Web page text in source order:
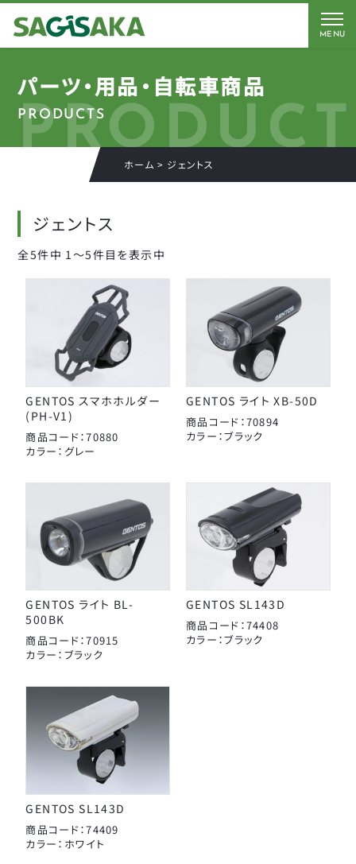
MENU
CATEGORY
自転車
電動アシスト車パーツ
ペダル
サドルパーツ
スタンド
キャリヤ
ヘルメット
ハンドルパーツ
スポーツ小物
サイクルグッズ
レイン用品
カバー
子供のせ
補修パーツ
BRAND
FORCE
AMERICAN EAGLE
Coleman
YSD
エール
オージーケーカブト
オージーケー技研
カナック企画
カミオジャパン
キャットアイ
こげーる
サギサカオリジナル
ジェントス
シマノ
ジョイパレット
シンコー
センタン工業
ティーエス
パナソニックサイクルテック
パナレーサー
マジックワン
マルニ工業
ユニコ
ライトウェイ
BICYCLE
Coleman
AMERICAN EAGLE
サギサカオリジナル
CLOSE
パーツ・用品・自転車商品
PRODUCTS
ホーム > ジェントス
ジェントス
全5件中 1〜5件目を表示中
GENTOS スマホホルダー
(PH-V1)
商品コード：70880
カラー：グレー
GENTOS ライト XB-50D
商品コード：70894
カラー：ブラック
GENTOS ライト BL-
500BK
商品コード：70915
カラー：ブラック
GENTOS SL143D
商品コード：74408
カラー：ブラック
GENTOS SL143D
商品コード：74409
カラー：ホワイト